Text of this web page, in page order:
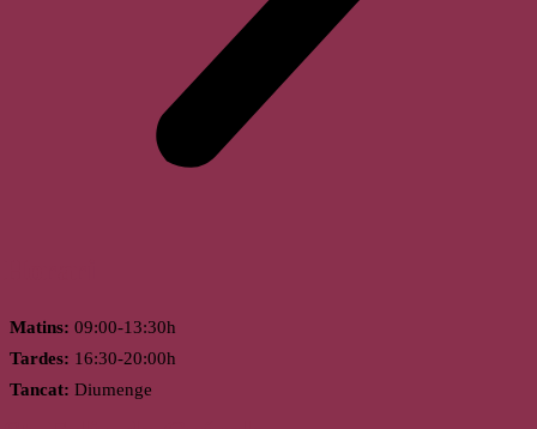
Matins: 09:00-13:30h
Tardes: 16:30-20:00h
Tancat: Diumenge